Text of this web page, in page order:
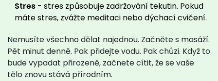
Stres - stres způsobuje zadržování tekutin. Pokud
máte stres, zvážte meditaci nebo dýchací cvičení.
Nemusíte všechno dělat najednou. Začněte s masáží.
Pět minut denně. Pak přidejte vodu. Pak chůzi. Když to
bude vypadat přirozeně, začnete cítit, že se vaše
tělo znovu stává přírodním.